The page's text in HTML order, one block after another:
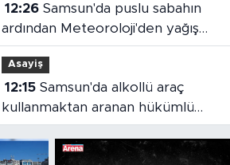
12:26Samsun'da puslu sabahın
ardından Meteoroloji'den yağış
uyarısı
Asayiş
12:15Samsun'da alkollü araç
kullanmaktan aranan hükümlü
cezaevine gönderildi